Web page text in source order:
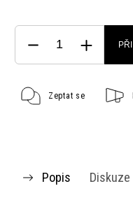
Zeptat se
Popis Diskuze